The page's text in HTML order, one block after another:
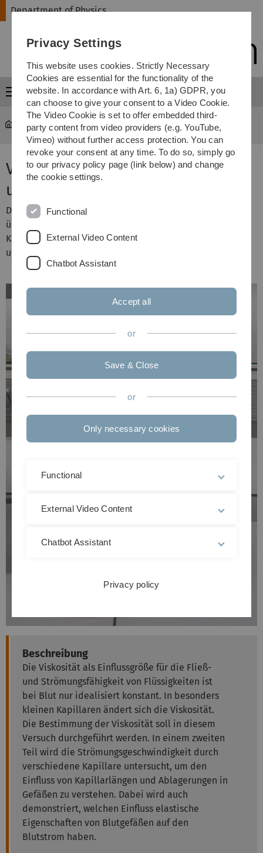
Skip
Skip
Skip
Skip
Department of Physics
Menu
Department of Physics ... Physikpraktikum für Medizin
Versuch 2 - Strömungsmechanik
und Blutkreislauf
Der Strom von Blut durch den Organismus ist
überlebensnotwendig. Hier soll der Einfluss des
Kapillardurchmessers auf den Flüssigkeitsstrom
untersucht werden.
Beschreibung
Die Viskosität als Einflussgröße für die Fließ-
und Strömungsfähigkeit von Flüssigkeiten ist
bei Blut nur idealisiert konstant. In besonders
kleinen Kapillaren ändert sich die Viskosität.
Die Bestimmung der Viskosität soll in diesem
Versuch durchgeführt werden. In einem zweiten
Teil wird die Strömungsgeschwindigkeit durch
verschiedene Kapillare untersucht, um den
Einfluss von Kapillarlängen und Ablagerungen in
Gefäßen zu verstehen. Dabei wird auch
demonstriert, welchen Einfluss elastische
Eigenschaften von Blutgefäßen auf den
Blutstrom haben.
Privacy Settings
This website uses cookies. Strictly Necessary
Cookies are essential for the functionality of the
website. In accordance with Art. 6, 1a) GDPR, you
can choose to give your consent to a Video Cookie.
The Video Cookie is set to offer embedded third-
party content from video providers (e.g. YouTube,
Vimeo) without further access protection. You can
revoke your consent at any time. To do so, simply go
to our privacy policy page (link below) and change
the cookie settings.
Functional
External Video Content
Chatbot Assistant
Accept all
or
Save & Close
or
Only necessary cookies
Functional
External Video Content
Chatbot Assistant
Privacy policy